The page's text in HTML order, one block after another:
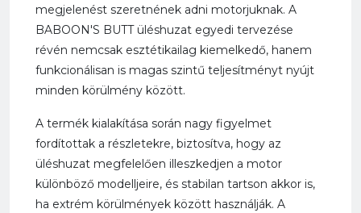
megjelenést szeretnének adni motorjuknak. A
BABOON'S BUTT üléshuzat egyedi tervezése
révén nemcsak esztétikailag kiemelkedő, hanem
funkcionálisan is magas szintű teljesítményt nyújt
minden körülmény között.
A termék kialakítása során nagy figyelmet
fordítottak a részletekre, biztosítva, hogy az
üléshuzat megfelelően illeszkedjen a motor
különböző modelljeire, és stabilan tartson akkor is,
ha extrém körülmények között használják. A